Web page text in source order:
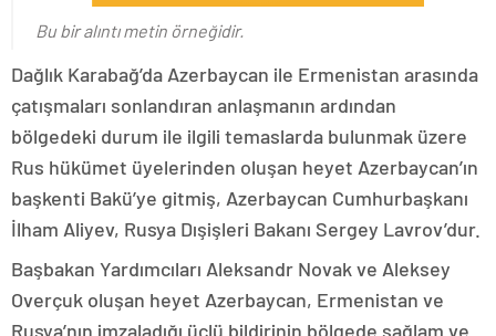
Bu bir alıntı metin örneğidir.
Dağlık Karabağ’da Azerbaycan ile Ermenistan arasında
çatışmaları sonlandıran anlaşmanın ardından
bölgedeki durum ile ilgili temaslarda bulunmak üzere
Rus hükümet üyelerinden oluşan heyet Azerbaycan’ın
başkenti Bakü’ye gitmiş, Azerbaycan Cumhurbaşkanı
İlham Aliyev, Rusya Dışişleri Bakanı Sergey Lavrov’dur.
Başbakan Yardımcıları Aleksandr Novak ve Aleksey
Overçuk oluşan heyet Azerbaycan, Ermenistan ve
Rusya’nın imzaladığı üçlü bildirinin bölgede sağlam ve